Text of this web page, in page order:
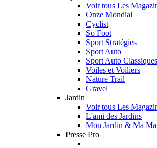
Voir tous Les
Onze Mondial
Cyclist
So Foot
Sport Stratégies
Sport Auto
Sport Auto Classiques
Voiles et Voiliers
Nature Trail
Gravel
Jardin
Voir tous Les
L'ami des Jardins
Mon Jardin & Ma
Presse Pro